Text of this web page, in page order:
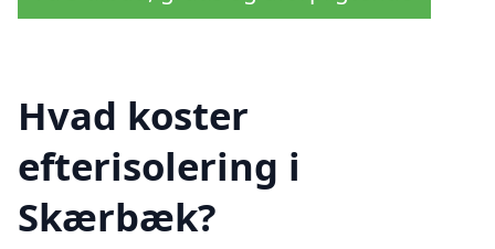
Hvad koster
efterisolering i
Skærbæk?